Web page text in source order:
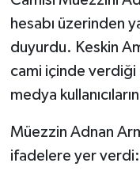
hesabı üzerinden
duyurdu. Keskin
cami içinde verdiği
medya
Müezzin Adnan
ifadelere yer verdi:
İletişim